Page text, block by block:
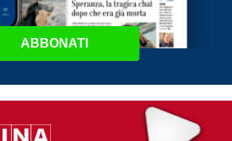
ABBONATI